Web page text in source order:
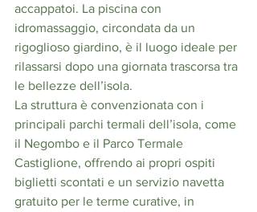
accappatoi. La piscina con
idromassaggio, circondata da un
rigoglioso giardino, è il luogo ideale per
rilassarsi dopo una giornata trascorsa tra
le bellezze dell’isola.
La struttura è convenzionata con i
principali parchi termali dell’isola, come
il Negombo e il Parco Termale
Castiglione, offrendo ai propri ospiti
biglietti scontati e un servizio navetta
gratuito per le terme curative, in